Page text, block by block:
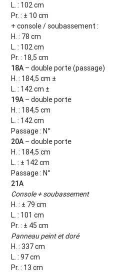
L. : 102 cm
Pr. : ± 10 cm
+ console / soubassement :
H. : 78 cm
L. : 102 cm
Pr. : 18,5 cm
18A – double porte (passage)
H. : 184,5 cm ±
L. : 142 cm ±
19A – double porte
H. : 184,5 cm
L. : 142 cm
Passage : N°
20A – double porte
H. : 184,5 cm
L. : ± 142 cm
Passage : N°
21A
Console + soubassement
H. : ± 79 cm
L. : 101 cm
Pr. : ± 45 cm
Panneau peint et doré
H. : 337 cm
L. : 97 cm
Pr. : 13 cm